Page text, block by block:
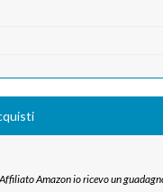
Amazon io ricevo un